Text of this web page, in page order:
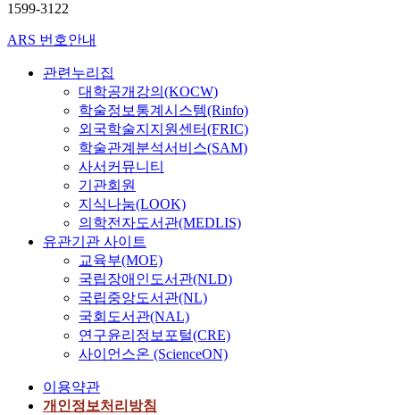
1599-3122
ARS 번호안내
관련누리집
대학공개강의(KOCW)
학술정보통계시스템(Rinfo)
외국학술지지원센터(FRIC)
학술관계분석서비스(SAM)
사서커뮤니티
기관회원
지식나눔(LOOK)
의학전자도서관(MEDLIS)
유관기관 사이트
교육부(MOE)
국립장애인도서관(NLD)
국립중앙도서관(NL)
국회도서관(NAL)
연구윤리정보포털(CRE)
사이언스온 (ScienceON)
이용약관
개인정보처리방침